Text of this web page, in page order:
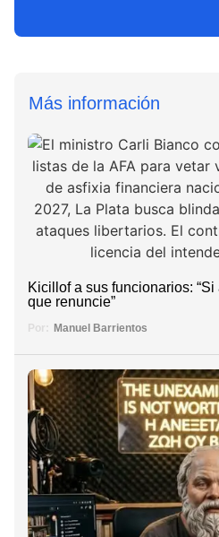
Más información
Kicillof a sus funcionarios:
que renuncie”
Por: Manuel Barrientos